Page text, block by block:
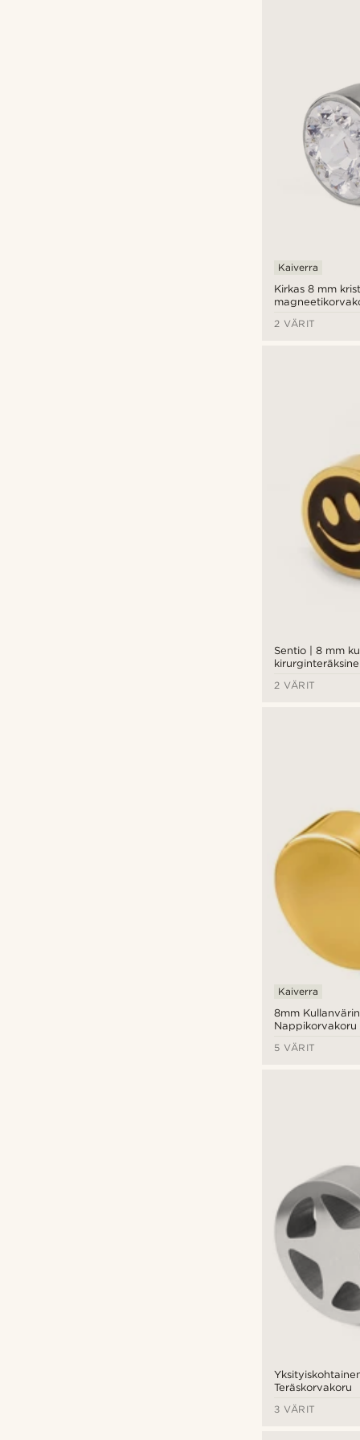
Kirkas 8 mm
Kaiverra
2 VÄRIT
Sentio | 8 mm
2 VÄRIT
8mm
Nappikorvakoru
Kaiverra
5 VÄRIT
Teräskorvakoru
3 VÄRIT